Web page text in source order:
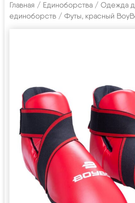
Главная / Единоборства / Одежда
единоборств / Футы, красный